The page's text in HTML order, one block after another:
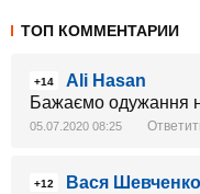
ТОП КОММЕНТАРИИ
+14
Ali Hasan
Бажаємо одужання
05.07.2020 08:25
+12
Вася